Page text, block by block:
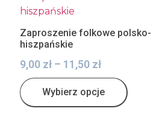
Zaproszenie folkowe polsko-
hiszpańskie
9,00 zł – 11,50 zł
Wybierz opcje